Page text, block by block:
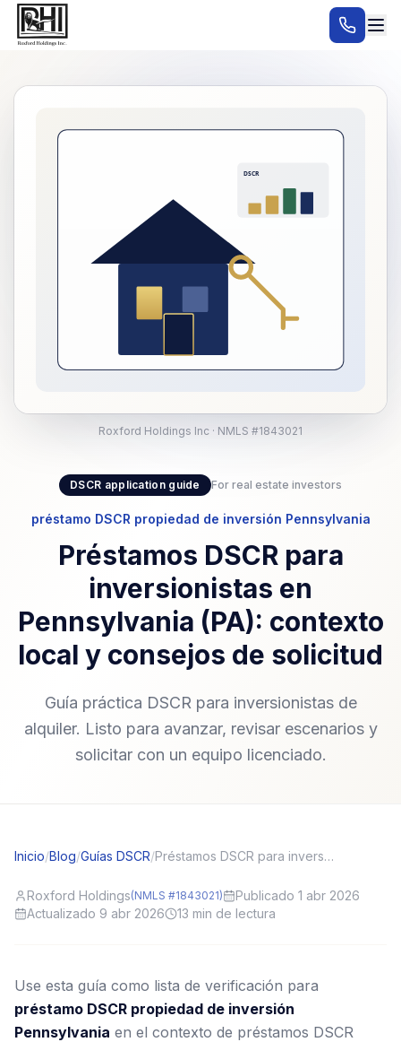
DSCR application guide For real estate investors
préstamo DSCR propiedad de inversión Pennsylvania
Préstamos DSCR para
inversionistas en
Pennsylvania (PA): contexto
local y consejos de solicitud
Guía práctica DSCR para inversionistas de
alquiler. Listo para avanzar, revisar escenarios y
solicitar con un equipo licenciado.
Roxford Holdings Inc · NMLS #1843021
Inicio/Blog/Guías DSCR/ Préstamos DSCR para inversionistas en Pennsylvania (PA): contexto local y consejos de solicitud
Roxford Holdings(NMLS #1843021)
Publicado 1 abr 2026
Actualizado 9 abr 2026
13 min de lectura
Use esta guía como lista de verificación para
préstamo DSCR propiedad de inversión
Pennsylvania en el contexto de préstamos DSCR